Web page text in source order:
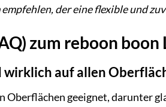
der eine flexible und
zum reboon
auf allen
Oberflächen geeignet, darunter